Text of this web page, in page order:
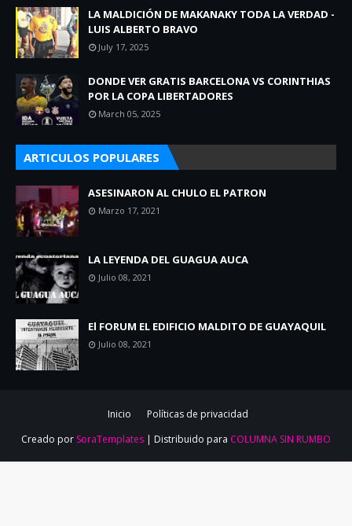
LA MALDICIÓN DE MAKANAKY TODA LA VERDAD -
LUIS ALBERTO BRAVO
July 17, 2025
DONDE VER GRATIS BARCELONA VS CORINTHIAS
POR LA COPA LIBERTADORES
March 05, 2025
ARTICULOS POPULARES
ASESINARON AL CHULO EL PATRON
Marzo 17, 2021
LA LEYENDA DEL GUAGUA AUCA
Julio 08, 2021
El FORUM EL EDIFICIO MALDITO DE GUAYAQUIL
Julio 08, 2021
Inicio
Políticas de privacidad
Creado por SoraTemplates | Distribuido para COLUMNA SIN RUMBO